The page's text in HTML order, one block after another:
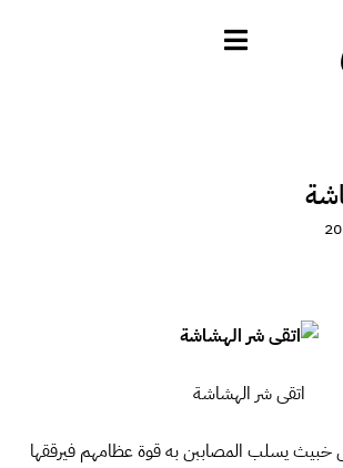
اتقى شر الهشاشة
يسلب المصاببن به قوة عظامهم فيرققها